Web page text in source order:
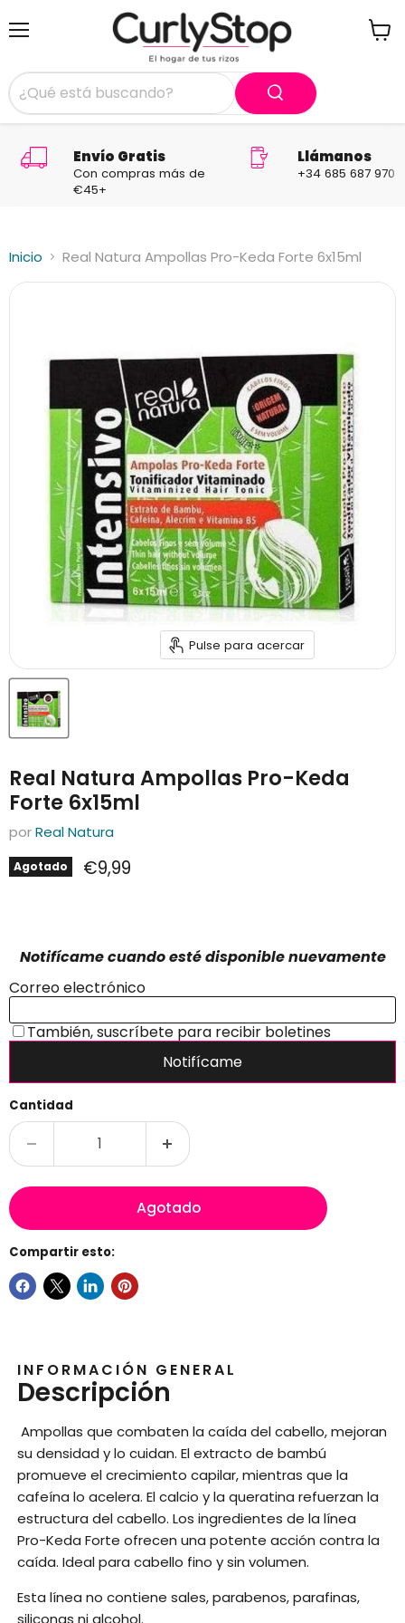
Envío Gratis
Con compras más de
€45+
Llámanos
+34 685 687 970
Inicio Real Natura Ampollas Pro-Keda Forte 6x15ml
Pulse para acercar
Real Natura Ampollas Pro-Keda
Forte 6x15ml
porReal Natura
Agotado Precio actual
€9,99
Cantidad
Agotado
Compartir esto:
INFORMACIÓN GENERAL
Descripción
Ampollas que combaten la caída del cabello, mejoran
su densidad y lo cuidan. El extracto de bambú
promueve el crecimiento capilar, mientras que la
cafeína lo acelera. El calcio y la queratina refuerzan la
estructura del cabello. Los ingredientes de la línea
Pro-Keda Forte ofrecen una potente acción contra la
caída. Ideal para cabello fino y sin volumen.
Esta línea no contiene sales, parabenos, parafinas,
siliconas ni alcohol.